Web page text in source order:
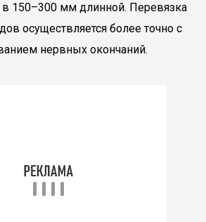
в 150–300 мм длинной. Перевязка
осуществляется более точно с
нервных окончаний.